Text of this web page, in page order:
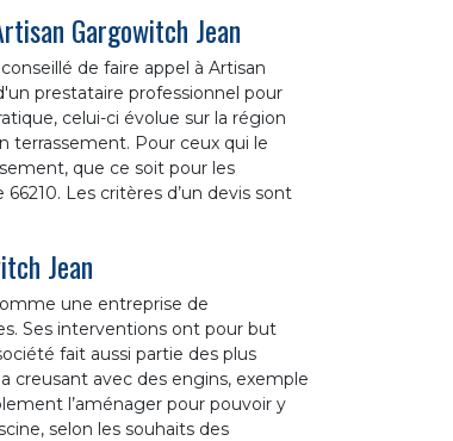
Gargowitch Jean
de faire appel à Artisan
prestataire professionnel pour
celui-ci évolue sur la région
terrassement. Pour ceux qui le
que ce soit pour les
Les critères d’un devis sont
Jean
une entreprise de
Ses interventions ont pour but
fait aussi partie des plus
creusant avec des engins, exemple
l’aménager pour pouvoir y
selon les souhaits des